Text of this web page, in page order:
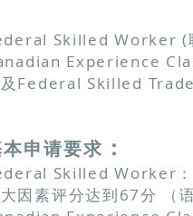
Skilled Worker (
Experience
Federal Skilled
申请要求 ：
Skilled Worker：
因素评分达到67分 （